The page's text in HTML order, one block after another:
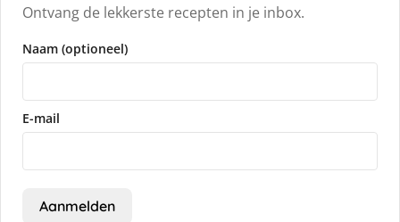
Ontvang de lekkerste recepten in je inbox.
Naam (optioneel)
E-mail
Aanmelden